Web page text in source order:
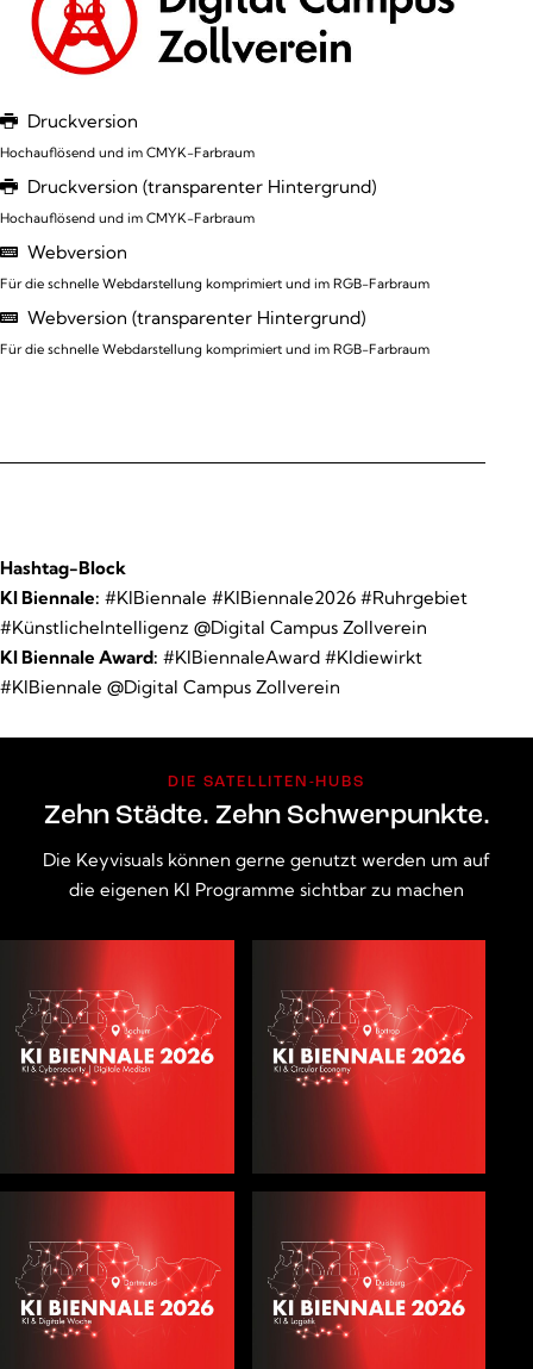
Druckversion
Hochauflösend und im CMYK-Farbraum
Druckversion (transparenter Hintergrund)
Hochauflösend und im CMYK-Farbraum
Webversion
Für die schnelle Webdarstellung komprimiert und im RGB-Farbraum
Webversion (transparenter Hintergrund)
Für die schnelle Webdarstellung komprimiert und im RGB-Farbraum
Hashtag-Block
KI Biennale: #KIBiennale #KIBiennale2026 #Ruhrgebiet
#KünstlicheIntelligenz @Digital Campus Zollverein
KI Biennale Award: #KIBiennaleAward #KIdiewirkt
#KIBiennale @Digital Campus Zollverein
DIE SATELLITEN-HUBS
Zehn Städte. Zehn Schwerpunkte.
Die Keyvisuals können gerne genutzt werden um auf
die eigenen KI Programme sichtbar zu machen